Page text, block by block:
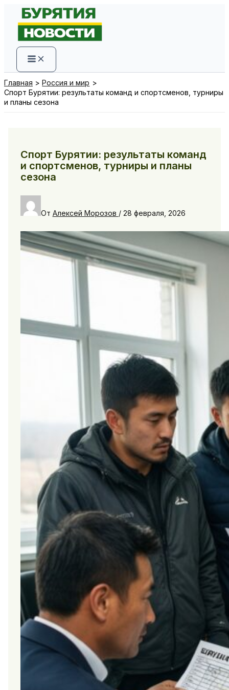
Перейти
содержимому
Главная
Россия и мир
Спорт Бурятии: результаты команд и спортсменов, турниры
и планы сезона
Спорт Бурятии: результаты команд
и спортсменов, турниры и планы
сезона
От Алексей Морозов / 28 февраля, 2026